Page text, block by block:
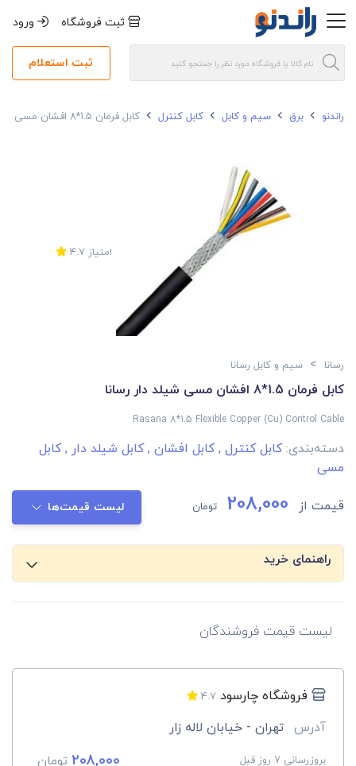
ثبت فروشگاه ورود
ثبت استعلام
راندنو برق سیم و کابل کابل کنترل کابل فرمان 1.5*8 افشان مسی شیلد دار رسانا
امتیاز 4.7
رسانا > سیم و کابل رسانا
کابل فرمان 1.5*8 افشان مسی شیلد دار رسانا
Rasana 8*1.5 Flexible Copper (Cu) Control Cable
دسته‌بندی:کابل کنترل ,کابل افشان ,کابل شیلد دار ,کابل
مسی
قیمت از 208,000 تومان لیست قیمت‌ها
راهنمای خرید
لیست قیمت فروشندگان
فروشگاه چارسود 4.7
آدرس تهران - خیابان لاله زار
بروزرسانی 7 روز قبل 208,000 تومان